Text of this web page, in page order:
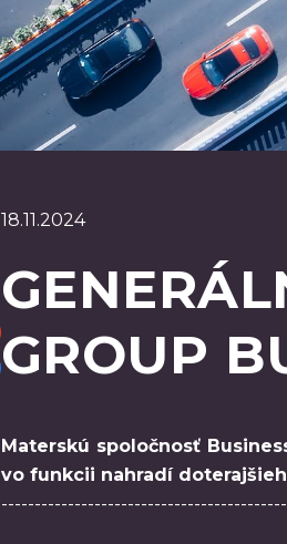
18.11.2024
GROUP
Materskú spoločnosť
vo funkcii nahradí